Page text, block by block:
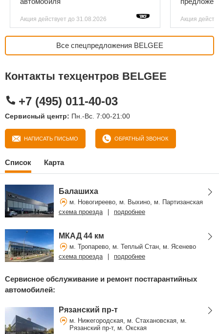
Акция действует до 31.08.2026 Акция
Все спецпредложения BELGEE
Контакты техцентров BELGEE
+7 (495) 011-40-03
Сервисный центр: Пн.-Вс. 7:00-21:00
НАПИСАТЬ ПИСЬМО ОБРАТНЫЙ ЗВОНОК
Список Карта
Балашиха
м. Новогиреево, м. Выхино, м. Партизанская
схема проезда
подробнее
МКАД 44 км
м. Тропарево, м. Теплый Стан, м. Ясенево
схема проезда
подробнее
Сервисное обслуживание и ремонт постгарантийных
автомобилей:
Рязанский пр-т
м. Нижегородская, м. Стахановская, м.
Рязанский пр-т, м. Окская